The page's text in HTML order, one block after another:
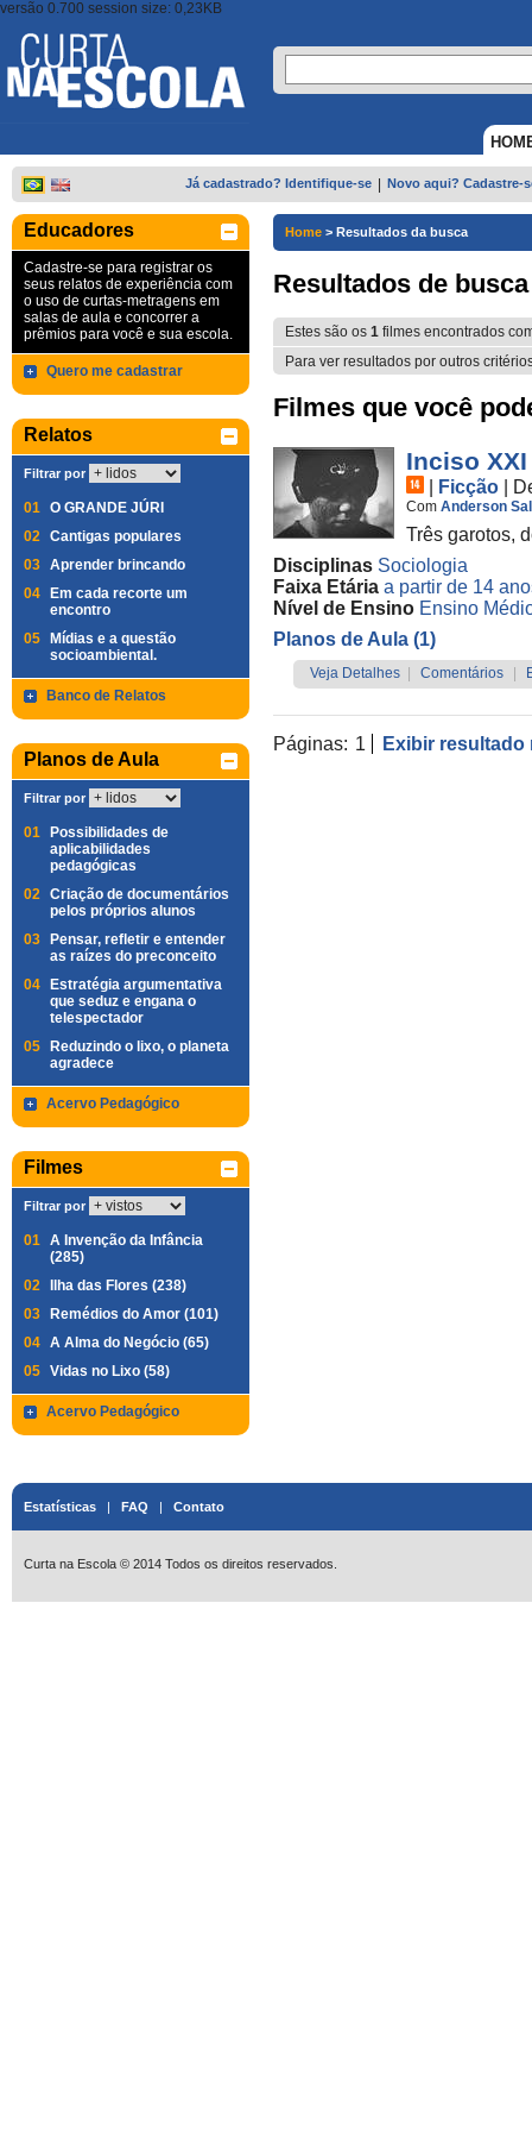
versão 0.700 session size: 0,23KB
Já cadastrado? Identifique-se Novo aqui? Cadastre-
Educadores
Cadastre-se para registrar os
seus relatos de experiência com
o uso de curtas-metragens em
salas de aula e concorrer a
prêmios para você e sua escola.
Quero me cadastrar
Relatos
Filtrar por
01 O GRANDE JÚRI
02 Cantigas populares
03 Aprender brincando
04
Em cada recorte um
encontro
05
Mídias e a questão
socioambiental.
Banco de Relatos
Planos de Aula
Filtrar por
01
Possibilidades de
aplicabilidades
pedagógicas
02 Criação de documentários
pelos próprios alunos
03
Pensar, refletir e entender
as raízes do preconceito
04
Estratégia argumentativa
que seduz e engana o
telespectador
05
Reduzindo o lixo, o planeta
agradece
Acervo Pedagógico
Filmes
Filtrar por
01 A Invenção da Infância
(285)
02
Ilha das Flores (238)
03
Remédios do Amor (101)
04 A Alma do Negócio (65)
05 Vidas no Lixo (58)
Acervo Pedagógico
Home > Resultados da busca
Resultados de busca
Estes são os 1 filmes encontrados
Para ver resultados por outros
Filmes que você
Inciso XXI
Ficção
Com Anderson
Três garotos,
Disciplinas Sociologia
Faixa Etária a partir de 14
Nível de Ensino Ensino
Planos de Aula (1)
Veja Detalhes Comentários
Páginas: 1 Exibir resultado
Estatísticas | FAQ | Contato
Curta na Escola © 2014 Todos os direitos reservados.